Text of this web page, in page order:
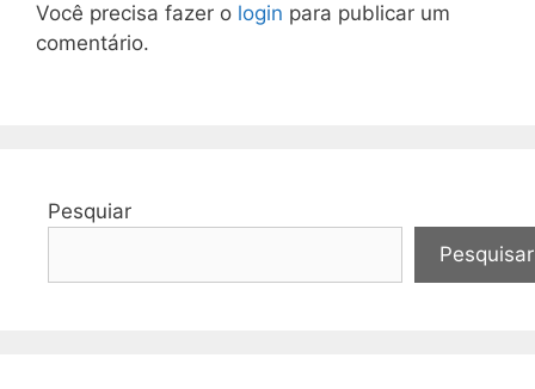
Você precisa fazer o login para publicar um
comentário.
Pesquiar
Pesquisar